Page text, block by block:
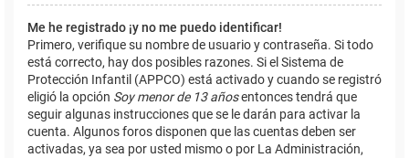
Me he registrado ¡y no me puedo identificar!
Primero, verifique su nombre de usuario y contraseña. Si todo
está correcto, hay dos posibles razones. Si el Sistema de
Protección Infantil (APPCO) está activado y cuando se registró
eligió la opción Soy menor de 13 añosentonces tendrá que
seguir algunas instrucciones que se le darán para activar la
cuenta. Algunos foros disponen que las cuentas deben ser
activadas, ya sea por usted mismo o por La Administración,